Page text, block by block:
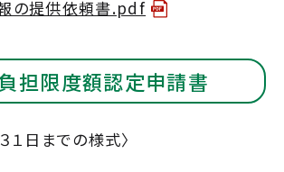
の提供依頼書.pdf
担限度額認定申請書
１日までの様式〉